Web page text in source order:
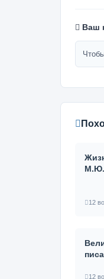
Ваш
М.Ю.
12
12